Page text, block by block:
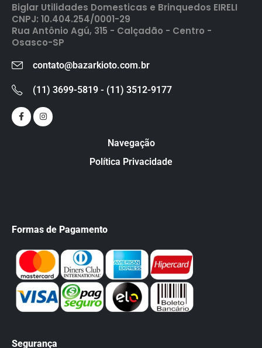
Biglar Utilidades Domesticas e Brinquedos EIRELI
CNPJ: 10.404.254/0001-29
Rua Antônio Agú, 315 - Calçadão - Centro -
Osasco-SP
contato@bazarkioto.com.br
(11) 3699-5819 - (11) 3512-9177
Navegação
Política Privacidade
Formas de Pagamento
Segurança